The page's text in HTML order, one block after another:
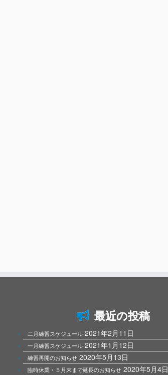
最近の投稿
二月練習スケジュール 2021年2月11日
一月練習スケジュール 2021年1月12日
練習再開のお知らせ 2020年5月13日
臨時休業・５月末まで延長のお知らせ 2020年5月4日